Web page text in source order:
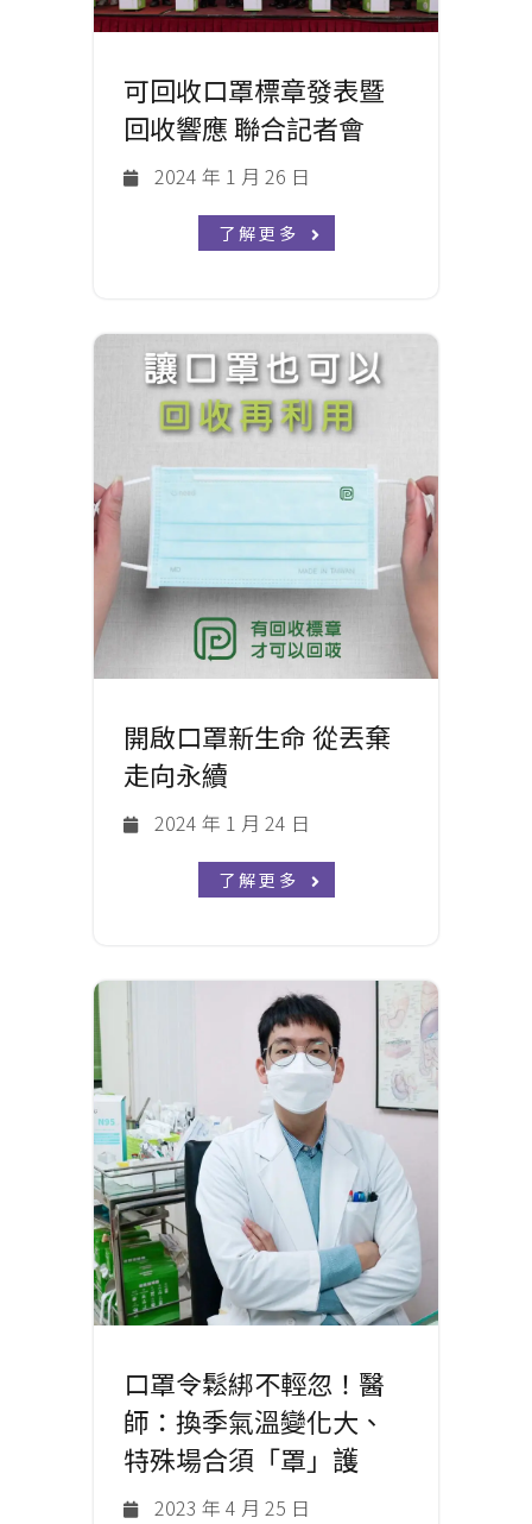
可回收口罩標章發表暨
回收響應 聯合記者會
2024 年 1 月 26 日
了解更多
開啟口罩新生命 從丟棄
走向永續
2024 年 1 月 24 日
了解更多
口罩令鬆綁不輕忽！醫
師：換季氣溫變化大、
特殊場合須「罩」護
2023 年 4 月 25 日